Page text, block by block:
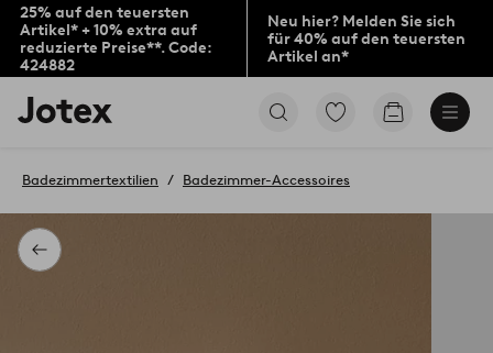
25% auf den teuersten
Artikel* + 10% extra auf
reduzierte Preise**. Code:
424882
Neu hier? Melden Sie sich
für 40% auf den teuersten
Artikel an*
Jotex-
Logo
Startseite
Zu
Favoriten
Produkten
Zum
Zurück
Badezimmertextilien Badezimmer-Accessoires